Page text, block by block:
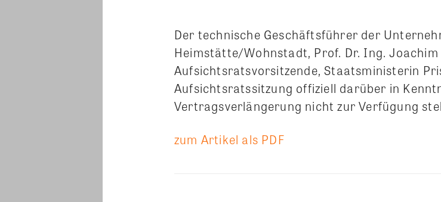
Der technische Geschäftsführer der
Heimstätte/Wohnstadt, Prof. Dr. Ing. Joachim
Aufsichtsratsvorsitzende, Staatsministerin
Aufsichtsratssitzung offiziell darüber in
Vertragsverlängerung nicht zur Verfügung
zum Artikel als PDF